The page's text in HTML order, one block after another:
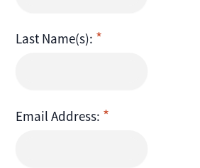
Last Name(s):
Email Address: